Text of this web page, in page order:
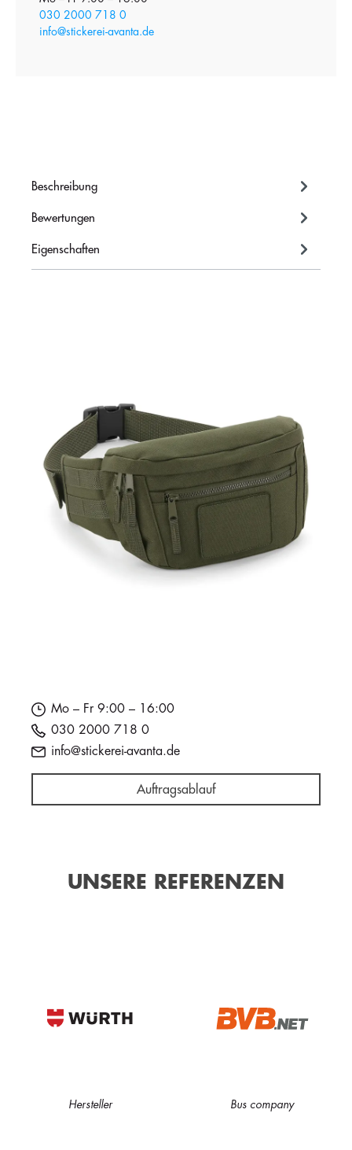
030 2000 718 0
info@stickerei-avanta.de
Beschreibung
Bewertungen
Eigenschaften
Mo – Fr 9:00 – 16:00
030 2000 718 0
info@stickerei-avanta.de
Auftragsablauf
UNSERE REFERENZEN
Hersteller Bus company